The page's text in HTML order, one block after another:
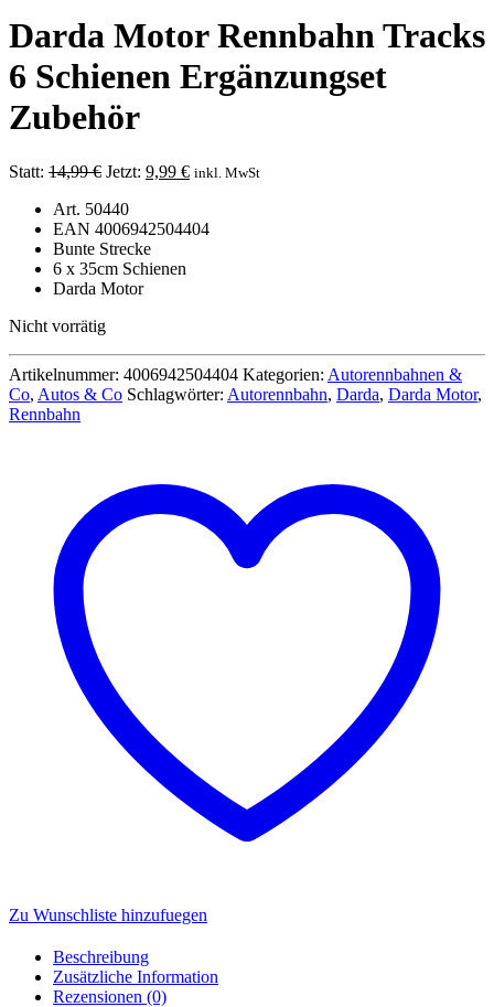
Darda Motor Rennbahn Tracks
6 Schienen Ergänzungset
Zubehör
Statt: 14,99€ Ursprünglicher
war:
14,99 €
Jetzt: 9,99 €Aktueller
9,99 €.
inkl. MwSt
Art. 50440
EAN 4006942504404
Bunte Strecke
6 x 35cm Schienen
Darda Motor
Nicht vorrätig
Artikelnummer: 4006942504404 Kategorien: Autorennbahnen &
Co, Autos & Co Schlagwörter: Autorennbahn, Darda, Darda Motor,
Rennbahn
Zu Wunschliste hinzufuegen
Beschreibung
Zusätzliche Information
Rezensionen (0)